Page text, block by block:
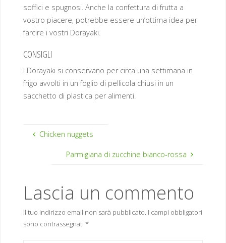
soffici e spugnosi. Anche la confettura di frutta a
vostro piacere, potrebbe essere un’ottima idea per
farcire i vostri Dorayaki.
CONSIGLI
I Dorayaki si conservano per circa una settimana in
frigo avvolti in un foglio di pellicola chiusi in un
sacchetto di plastica per alimenti.
Chicken nuggets
Parmigiana di zucchine bianco-rossa
Lascia un commento
Il tuo indirizzo email non sarà pubblicato. I campi obbligatori
sono contrassegnati *